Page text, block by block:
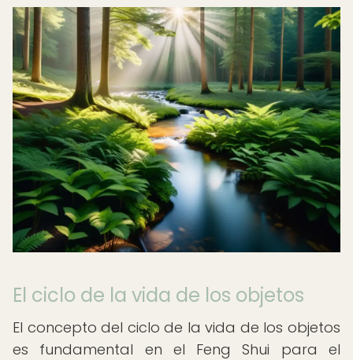
El ciclo de la vida de los objetos
El concepto del ciclo de la vida de los objetos
es fundamental en el Feng Shui para el